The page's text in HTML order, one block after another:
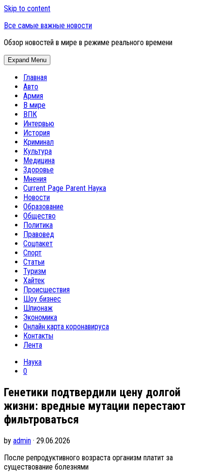
Skip to content
Все самые важные новости
Обзор новостей в мире в режиме реального времени
Expand Menu
Главная
Авто
Армия
В мире
ВПК
Интервью
История
Криминал
Культура
Медицина
Здоровье
Мнения
Current Page Parent Наука
Новости
Образование
Общество
Политика
Правовед
Соцпакет
Спорт
Статьи
Туризм
Хайтек
Происшествия
Шоу бизнес
Шпионаж
Экономика
Онлайн карта коронавируса
Контакты
Лента
Наука
0
Генетики подтвердили цену долгой
жизни: вредные мутации перестают
фильтроваться
by admin · 29.06.2026
После репродуктивного возраста организм платит за
существование болезнями